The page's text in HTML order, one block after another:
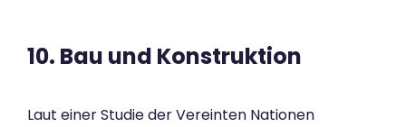
10. Bau und Konstruktion
Laut einer Studie der Vereinten Nationen